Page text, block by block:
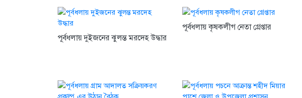
পূর্বধলায় দুইজনের ঝুলন্ত মরদেহ উদ্ধার
পূর্বধলায় কৃষকলীগ নেতা গ্রেপ্তার